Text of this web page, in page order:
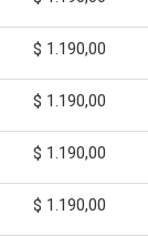
$ 1.190,00
$ 1.190,00
$ 1.190,00
$ 1.190,00